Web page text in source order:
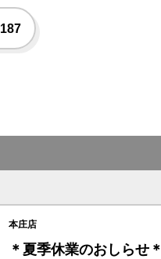
187
本庄店
＊夏季休業のおしらせ＊